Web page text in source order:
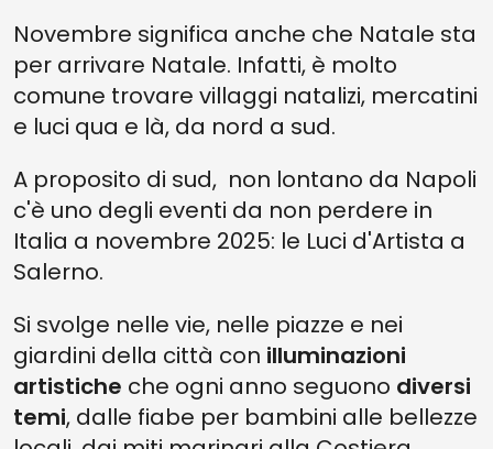
Novembre significa anche che Natale sta
per arrivare Natale. Infatti, è molto
comune trovare villaggi natalizi, mercatini
e luci qua e là, da nord a sud.
A proposito di sud, non lontano da Napoli
c'è uno degli eventi da non perdere in
Italia a novembre 2025: le Luci d'Artista a
Salerno.
Si svolge nelle vie, nelle piazze e nei
giardini della città con illuminazioni
artistiche che ogni anno seguono diversi
temi, dalle fiabe per bambini alle bellezze